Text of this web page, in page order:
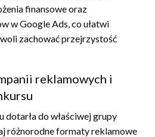
finansowe oraz
w Google Ads, co ułatwi
zachować przejrzystość
reklamowych i
do właściwej grupy
różnorodne formaty reklamowe